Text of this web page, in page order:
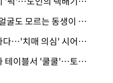
· "20년 병수발했는데 얼굴도 모르는 동생이 유산 절반을"…배다른 형제 상속권 있을까
· 냄비 태우고 욕실 물바다…'치매 의심' 시어머니 검사 권유했다가 '날벼락'
· 새벽 식당 몰래 들어와 테이블서 '쿨쿨'…토사물 남기고 사라진 남성